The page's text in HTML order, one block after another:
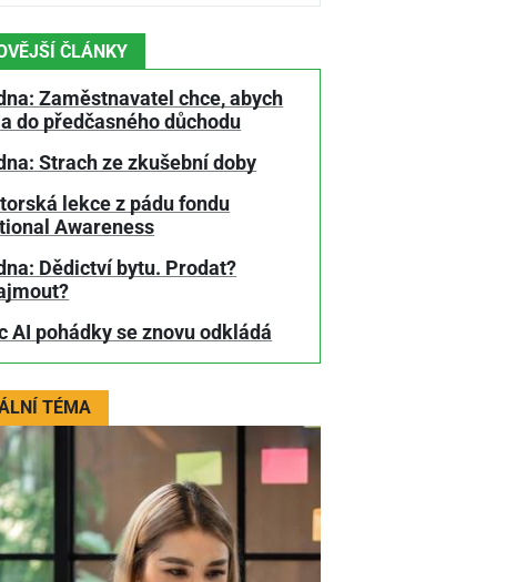
ČLÁNKY
Zaměstnavatel chce, abych
do předčasného důchodu
Strach ze zkušební doby
lekce z pádu fondu
Awareness
Dědictví bytu. Prodat?
AI pohádky se znovu odkládá
TÉMA